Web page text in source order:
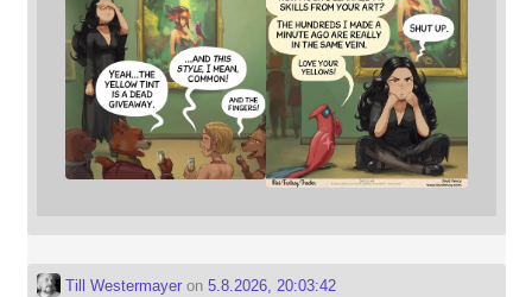
Till Westermayeron 5.8.2026, 20:03:42